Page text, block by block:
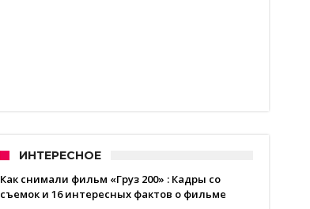
ИНТЕРЕСНОЕ
Как снимали фильм «Груз 200» : Кадры со
съемок и 16 интересных фактов о фильме